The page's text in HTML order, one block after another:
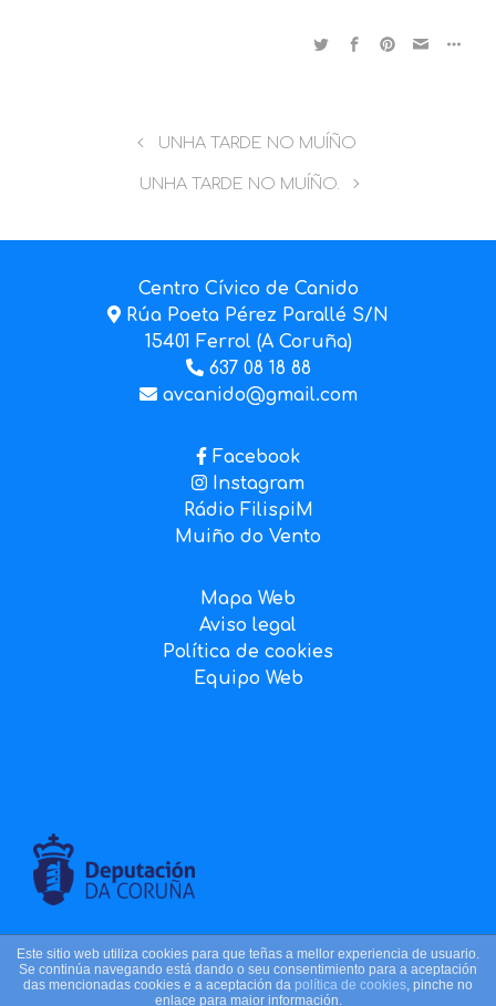
UNHA TARDE NO MUÍÑO
UNHA TARDE NO MUÍÑO.
Centro Cívico de Canido
Rúa Poeta Pérez Parallé S/N
15401 Ferrol (A Coruña)
637 08 18 88
avcanido@gmail.com
Facebook
Instagram
Rádio FilispiM
Muiño do Vento
Mapa Web
Aviso legal
Política de cookies
Equipo Web
2025 © Asociación Veciñal de Canido
Este sitio web utiliza cookies para que teñas a mellor experiencia de usuario.
Se continúa navegando está dando o seu consentimiento para a aceptación
das mencionadas cookies e a aceptación da política de cookies, pinche no
enlace para maior información.